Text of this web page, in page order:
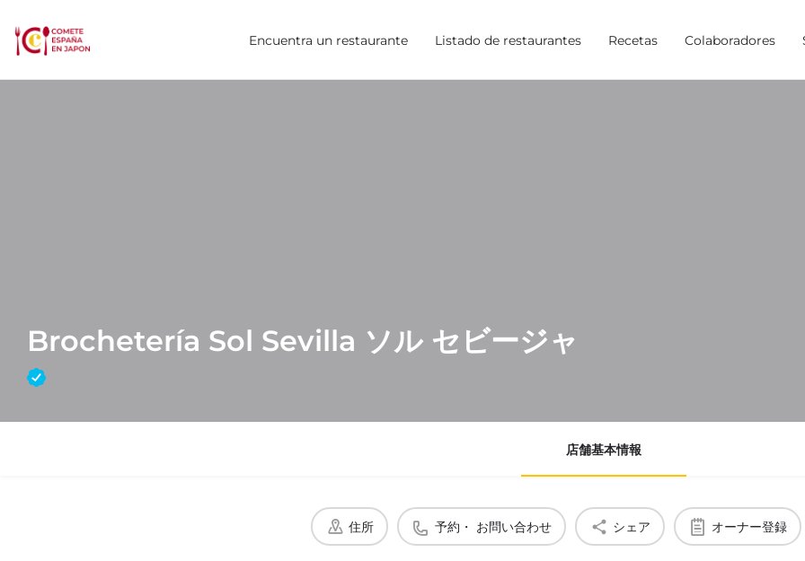
Encuentra un restaurante Listado de restaurantes Recetas Colaboradores
Brochetería Sol Sevilla ソル セビージャ
店舗基本情報
住所 予約・ お問い合わせ シェア オーナー登録